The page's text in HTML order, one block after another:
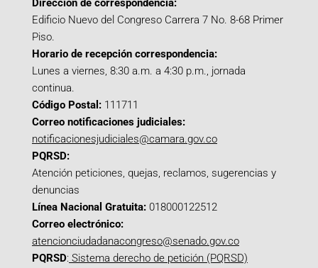
Dirección de correspondencia:
Edificio Nuevo del Congreso Carrera 7 No. 8-68 Primer
Piso.
Horario de recepción correspondencia:
Lunes a viernes, 8:30 a.m. a 4:30 p.m., jornada
continua.
Código Postal: 111711
Correo notificaciones judiciales:
notificacionesjudiciales@camara.gov.co
PQRSD:
Atención peticiones, quejas, reclamos, sugerencias y
denuncias
Línea Nacional Gratuita: 018000122512
Correo electrónico:
atencionciudadanacongreso@senado.gov.co
PQRSD: Sistema derecho de petición (PQRSD)